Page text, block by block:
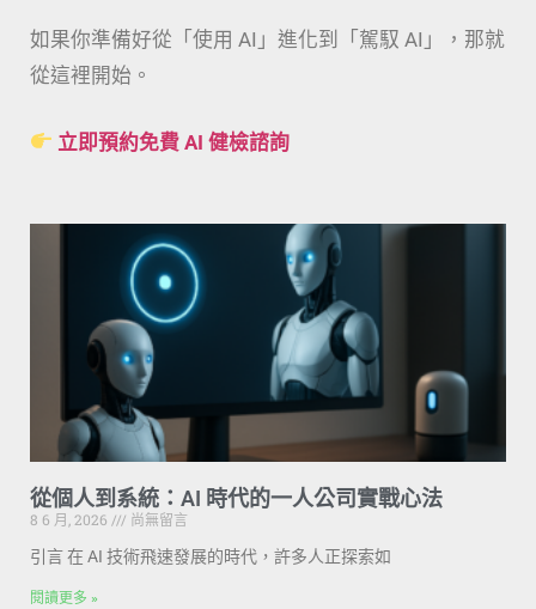
如果你準備好從「使用 AI」進化到「駕馭 AI」，那就
從這裡開始。
立即預約免費 AI 健檢諮詢
從個人到系統：AI 時代的一人公司實戰心法
8 6 月, 2026
尚無留言
引言 在 AI 技術飛速發展的時代，許多人正探索如
閱讀更多 »